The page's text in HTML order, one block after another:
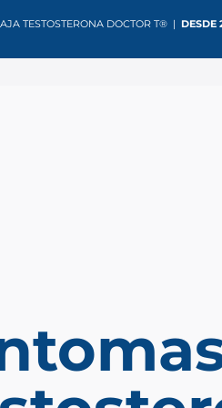
TESTOSTERONA DOCTOR T® | DESDE